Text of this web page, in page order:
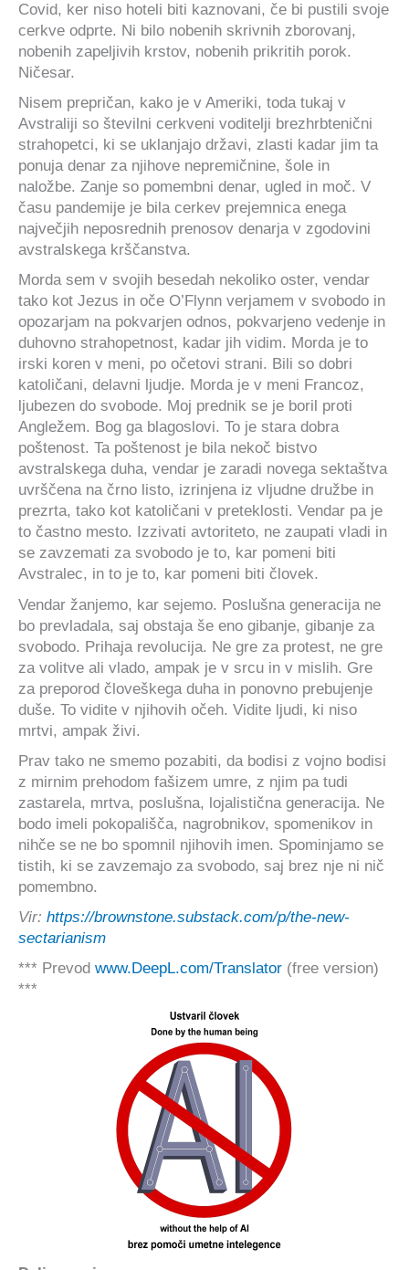
Covid, ker niso hoteli biti kaznovani, če bi pustili svoje
cerkve odprte. Ni bilo nobenih skrivnih zborovanj,
nobenih zapeljivih krstov, nobenih prikritih porok.
Ničesar.
Nisem prepričan, kako je v Ameriki, toda tukaj v
Avstraliji so številni cerkveni voditelji brezhrbtenični
strahopetci, ki se uklanjajo državi, zlasti kadar jim ta
ponuja denar za njihove nepremičnine, šole in
naložbe. Zanje so pomembni denar, ugled in moč. V
času pandemije je bila cerkev prejemnica enega
največjih neposrednih prenosov denarja v zgodovini
avstralskega krščanstva.
Morda sem v svojih besedah nekoliko oster, vendar
tako kot Jezus in oče O’Flynn verjamem v svobodo in
opozarjam na pokvarjen odnos, pokvarjeno vedenje in
duhovno strahopetnost, kadar jih vidim. Morda je to
irski koren v meni, po očetovi strani. Bili so dobri
katoličani, delavni ljudje. Morda je v meni Francoz,
ljubezen do svobode. Moj prednik se je boril proti
Angležem. Bog ga blagoslovi. To je stara dobra
poštenost. Ta poštenost je bila nekoč bistvo
avstralskega duha, vendar je zaradi novega sektaštva
uvrščena na črno listo, izrinjena iz vljudne družbe in
prezrta, tako kot katoličani v preteklosti. Vendar pa je
to častno mesto. Izzivati avtoriteto, ne zaupati vladi in
se zavzemati za svobodo je to, kar pomeni biti
Avstralec, in to je to, kar pomeni biti človek.
Vendar žanjemo, kar sejemo. Poslušna generacija ne
bo prevladala, saj obstaja še eno gibanje, gibanje za
svobodo. Prihaja revolucija. Ne gre za protest, ne gre
za volitve ali vlado, ampak je v srcu in v mislih. Gre
za preporod človeškega duha in ponovno prebujenje
duše. To vidite v njihovih očeh. Vidite ljudi, ki niso
mrtvi, ampak živi.
Prav tako ne smemo pozabiti, da bodisi z vojno bodisi
z mirnim prehodom fašizem umre, z njim pa tudi
zastarela, mrtva, poslušna, lojalistična generacija. Ne
bodo imeli pokopališča, nagrobnikov, spomenikov in
nihče se ne bo spomnil njihovih imen. Spominjamo se
tistih, ki se zavzemajo za svobodo, saj brez nje ni nič
pomembno.
Vir: https://brownstone.substack.com/p/the-new-
sectarianism
*** Prevod www.DeepL.com/Translator (free version)
***